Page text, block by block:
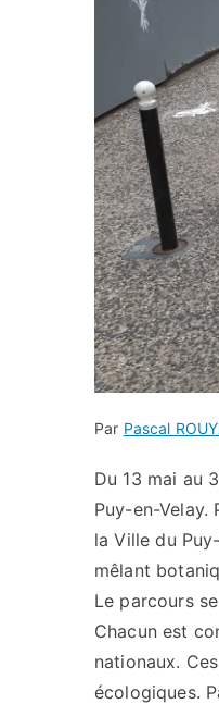
Par Pascal
Du 13 mai au
Puy-en-
la Ville du
mêlant
Le parcours
Chacun est
nationaux.
écologiques.